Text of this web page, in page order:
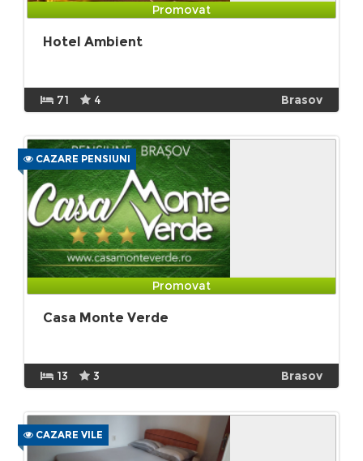
Promovat
Hotel Ambient
71 4 Brasov
CAZARE PENSIUNI
Promovat
Casa Monte Verde
13 3 Brasov
CAZARE VILE